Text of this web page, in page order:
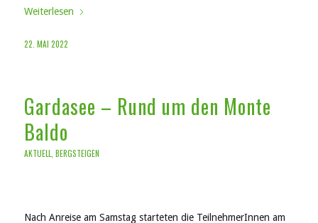
Weiterlesen
22. MAI 2022
Gardasee – Rund um den Monte
Baldo
AKTUELL, BERGSTEIGEN
Nach Anreise am Samstag starteten die TeilnehmerInnen am